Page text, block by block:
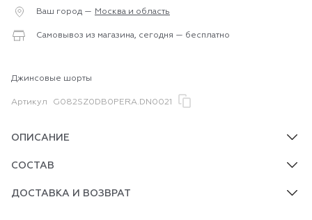
Ваш город — Москва и область
Самовывоз из магазина, сегодня — бесплатно
Джинсовые шорты
Артикул G082SZ0DB0PERA.DN0021
ОПИСАНИЕ
СОСТАВ
ДОСТАВКА И ВОЗВРАТ